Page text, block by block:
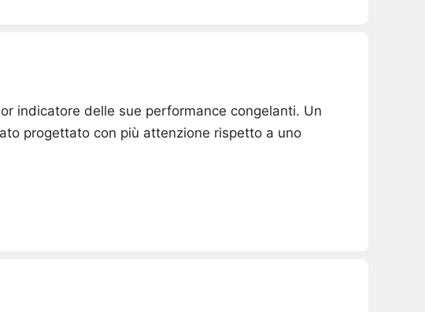
indicatore delle sue performance congelanti. Un
progettato con più attenzione rispetto a uno